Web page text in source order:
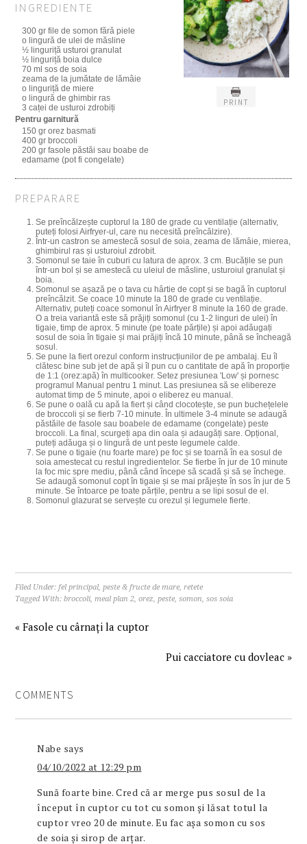
PRINT
INGREDIENTE
300 gr file de somon fără piele
o lingură de ulei de măsline
½ linguriță usturoi granulat
½ linguriță boia dulce
70 ml sos de soia
zeama de la jumătate de lămâie
o linguriță de miere
o lingură de ghimbir ras
3 caței de usturoi zdrobiți
Pentru garnitură
150 gr orez basmati
400 gr broccoli
200 gr fasole păstăi sau boabe de
edamame (pot fi congelate)
PREPARARE
Se preîncălzește cuptorul la 180 de grade cu ventilație (alternativ,
puteți folosi Airfryer-ul, care nu necesită preîncălzire).
Într-un castron se amestecă sosul de soia, zeama de lămâie, mierea,
ghimbirul ras și usturoiul zdrobit.
Somonul se taie în cuburi cu latura de aprox. 3 cm. Bucățile se pun
într-un bol și se amestecă cu uleiul de măsline, usturoiul granulat și
boia.
Somonul se așază pe o tava cu hârtie de copt și se bagă în cuptorul
preîncălzit. Se coace 10 minute la 180 de grade cu ventilație.
Alternativ, puteți coace somonul în Airfryer 8 minute la 160 de grade.
O a treia variantă este să prăjiți somonul (cu 1-2 linguri de ulei) în
tigaie, timp de aprox. 5 minute (pe toate părțile) și apoi adăugați
sosul de soia în tigaie și mai prăjiți încă 10 minute, până se încheagă
sosul.
Se pune la fiert orezul conform instrucțiunilor de pe ambalaj. Eu îl
clătesc bine sub jet de apă și îl pun cu o cantitate de apă în proporție
de 1:1 (orez:apă) în multicooker. Setez presiunea 'Low' și pornesc
programul Manual pentru 1 minut. Las presiunea să se elibereze
automat timp de 5 minute, apoi o eliberez eu manual.
Se pune o oală cu apă la fiert și când clocotește, se pun buchețelele
de broccoli și se fierb 7-10 minute. În ultimele 3-4 minute se adaugă
păstăile de fasole sau boabele de edamame (congelate) peste
broccoli. La final, scurgeți apa din oala și adaugăți sare. Opțional,
puteți adăuga și o lingură de unt peste legumele calde.
Se pune o tigaie (nu foarte mare) pe foc și se toarnă în ea sosul de
soia amestecat cu restul ingredientelor. Se fierbe în jur de 10 minute
la foc mic spre mediu, până când începe să scadă și să se închege.
Se adaugă somonul copt în tigaie și se mai prăjește în sos în jur de 5
minute. Se întoarce pe toate părțile, pentru a se lipi sosul de el.
Somonul glazurat se servește cu orezul și legumele fierte.
Filed Under:fel principal,peste & fructe de mare,retete
Tagged With:broccoli,meal plan 2,orez,peste,somon,sos soia
« Fasole cu cârnați la cuptor
Pui cacciatore cu dovleac »
COMMENTS
Nabe says
04/10/2022 at 12:29 pm
Sună foarte bine. Cred că ar merge pus sosul de la
început în cuptor cu tot cu somon și lăsat totul la
cuptor vreo 20 de minute. Eu fac așa somon cu sos
de soia și sirop de arțar.